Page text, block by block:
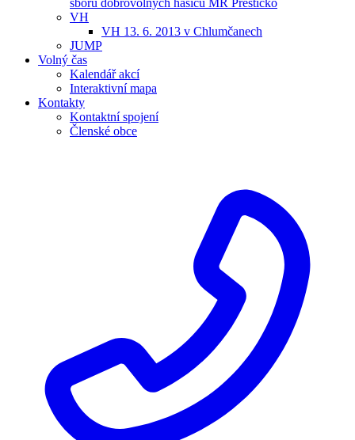
sborů dobrovolných hasičů MR Přešticko
VH
VH 13. 6. 2013 v Chlumčanech
JUMP
Volný čas
Kalendář akcí
Interaktivní mapa
Kontakty
Kontaktní spojení
Členské obce